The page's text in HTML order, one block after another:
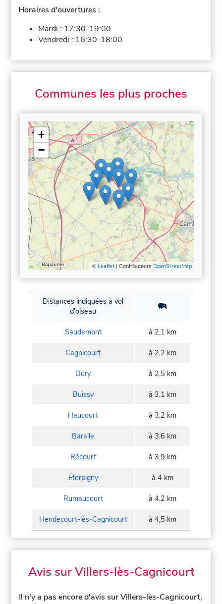
Horaires d'ouvertures :
Mardi : 17:30-19:00
Vendredi : 16:30-18:00
Communes les plus proches
+
−
© Leaflet| Contributeurs OpenStreetMap
Distances indiquées à vol
d'oiseau
Saudemont à 2,1 km
Cagnicourt à 2,2 km
Dury à 2,5 km
Buissy à 3,1 km
Haucourt à 3,2 km
Baralle à 3,6 km
Récourt à 3,9 km
Éterpigny à 4 km
Rumaucourt à 4,2 km
Hendecourt-lès-Cagnicourt à 4,5 km
Avis sur Villers-lès-Cagnicourt
Il n'y a pas encore d'avis sur Villers-lès-Cagnicourt,